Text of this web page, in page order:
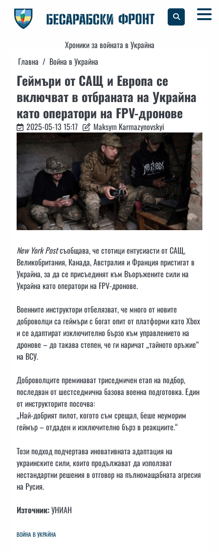
content
Хроники за войната в Украйна
Главна
Война в Украйна
Геймъри от САЩ и Европа се
включват в отбраната на Украйна
като оператори на FPV-дронове
2025-05-13 15:17 Maksym Karmazynovskyi
New York Postсъобщава, че стотици ентусиасти от САЩ,
Великобритания, Канада, Австралия и Франция пристигат в
Украйна, за да се присъединят към Въоръжените сили на
Украйна като оператори на FPV-дронове.
Военните инструктори отбелязват, че много от новите
доброволци са геймъри с богат опит от платформи като Xbox
и се адаптират изключително бързо към управлението на
дронове – до такава степен, че ги наричат „тайното оръжие“
на ВСУ.
Доброволците преминават триседмичен етап на подбор,
последван от шестседмична базова военна подготовка. Един
от инструкторите посочва:
„Най-добрият пилот, когото съм срещал, беше неуморим
геймър – отдаден и изключително бърз в реакциите.“
Този подход подчертава иновативната адаптация на
украинските сили, които продължават да използват
нестандартни решения в отговор на пълномащабната агресия
на Русия.
Източник:УНИАН
ВОЙНА В УКРАЙНА